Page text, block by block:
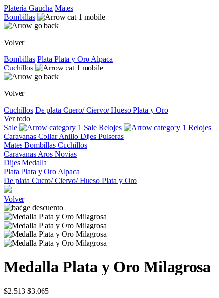
Platería Gaucha Mates
Bombillas
Volver
Bombillas Plata Plata y Oro Alpaca
Cuchillos
Volver
Cuchillos De plata Cuero/ Ciervo/ Hueso Plata y Oro
Ver todo
Sale
Sale Relojes
Relojes
Caravanas CollarAnillo Dijes Pulseras
Mates Bombillas Cuchillos
Caravanas Aros Novias
Dijes Medalla
Plata Plata y Oro Alpaca
De plata Cuero/ Ciervo/ Hueso Plata y Oro
Volver
Medalla Plata y Oro Milagrosa
$2.513 $3.065